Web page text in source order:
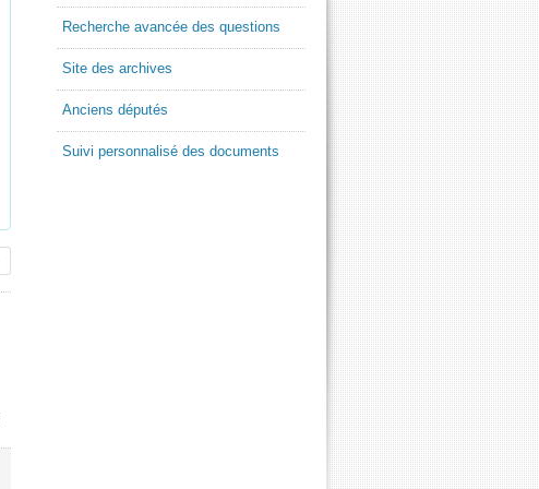
Recherche avancée des questions
Site des archives
Anciens députés
Suivi personnalisé des documents